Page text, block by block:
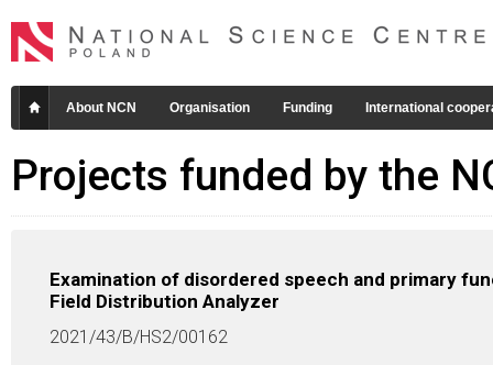
About NCN Organisation Funding International
Projects funded by the
Examination of disordered speech and primary
Field Distribution Analyzer
2021/43/B/HS2/00162